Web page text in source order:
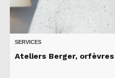
SERVICES
Ateliers Berger,